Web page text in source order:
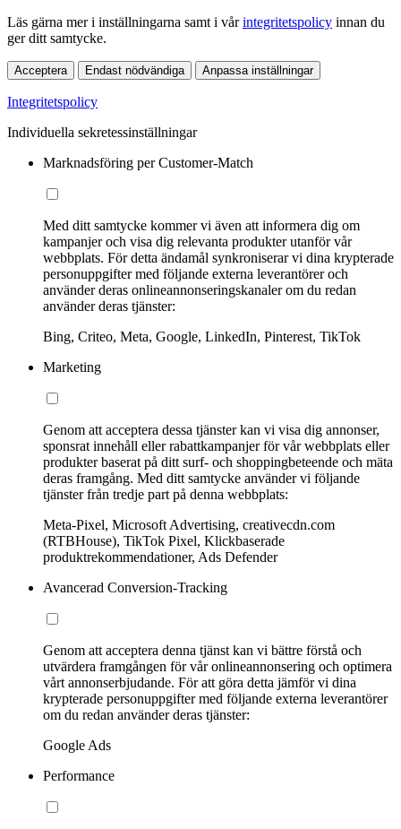
Läs gärna mer i inställningarna samt i vårintegritetspolicy innan du
ger ditt samtycke.
Acceptera Endast nödvändiga Anpassa inställningar
Integritetspolicy
Individuella sekretessinställningar
Marknadsföring per Customer-Match
Med ditt samtycke kommer vi även att informera dig om
kampanjer och visa dig relevanta produkter utanför vår
webbplats. För detta ändamål synkroniserar vi dina krypterade
personuppgifter med följande externa leverantörer och
använder deras onlineannonseringskanaler om du redan
använder deras tjänster:
Bing, Criteo, Meta, Google, LinkedIn, Pinterest, TikTok
Marketing
Genom att acceptera dessa tjänster kan vi visa dig annonser,
sponsrat innehåll eller rabattkampanjer för vår webbplats eller
produkter baserat på ditt surf- och shoppingbeteende och mäta
deras framgång. Med ditt samtycke använder vi följande
tjänster från tredje part på denna webbplats:
Meta-Pixel, Microsoft Advertising, creativecdn.com
(RTBHouse), TikTok Pixel, Klickbaserade
produktrekommendationer, Ads Defender
Avancerad Conversion-Tracking
Genom att acceptera denna tjänst kan vi bättre förstå och
utvärdera framgången för vår onlineannonsering och optimera
vårt annonserbjudande. För att göra detta jämför vi dina
krypterade personuppgifter med följande externa leverantörer
om du redan använder deras tjänster:
Google Ads
Performance